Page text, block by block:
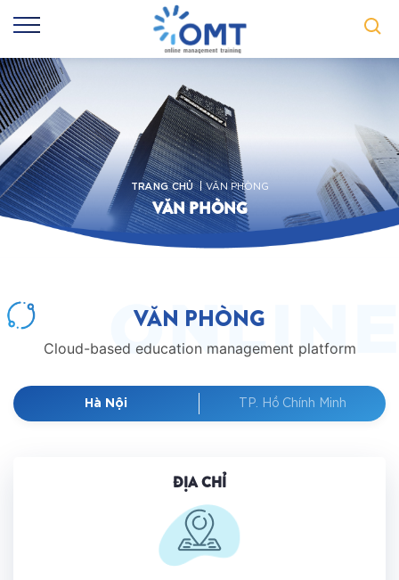
TRANG CHỦ VĂN PHÒNG
VĂN PHÒNG
VĂN PHÒNG
Cloud-based education management platform
Hà Nội TP. Hồ Chính Minh
ĐỊA CHỈ